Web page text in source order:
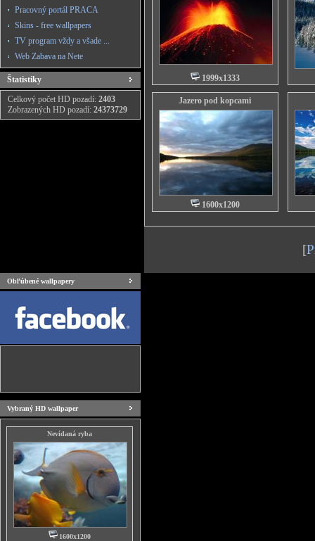
Pracovný portál PRACA
Skins - free wallpapers
TV program vždy a všade ...
Web Zabava na Nete
Štatistiky
Celkový počet HD pozadí: 2403
Zobrazených HD pozadí: 24373729
1999x1333
Jazero pod kopcami
1600x1200
[
Obľúbené wallpapery
Vybraný HD wallpaper
Nevídaná ryba
1600x1200